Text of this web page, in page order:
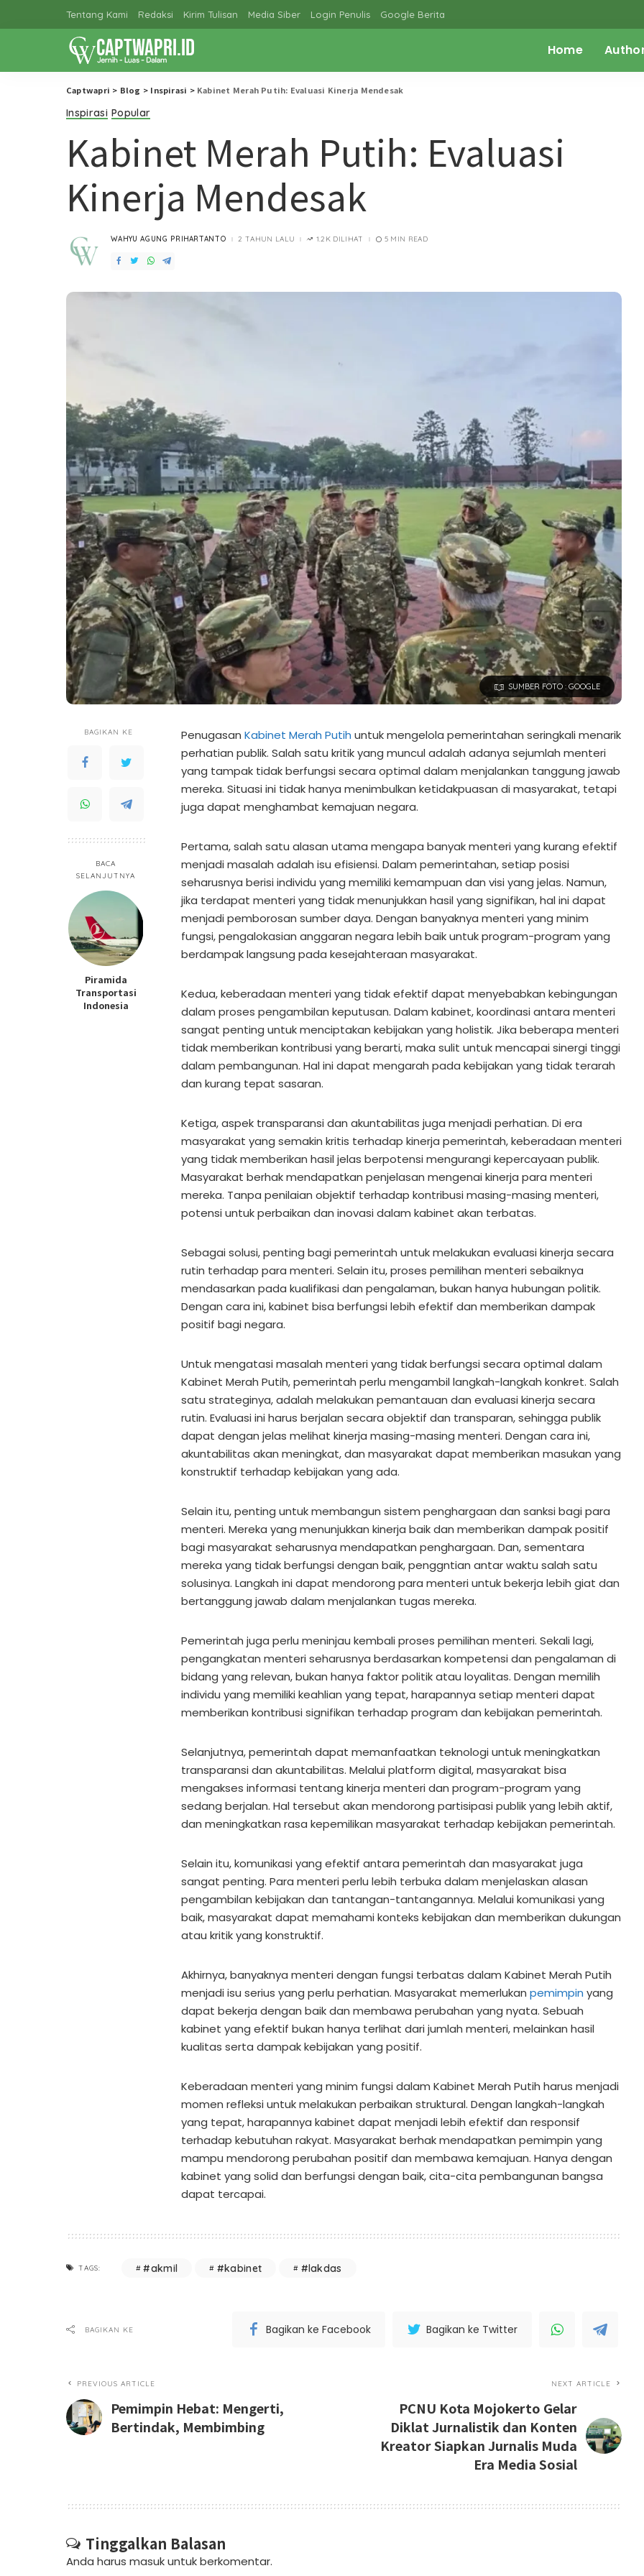
Tentang Kami Redaksi Kirim Tulisan Media Siber Login Penulis Google Berita
Home
Captwapri > Blog > Inspirasi > Kabinet Merah Putih: Evaluasi Kinerja Mendesak
Inspirasi Popular
Kabinet Merah Putih: Evaluasi
Kinerja Mendesak
POSTED
WAHYU AGUNG PRIHARTANTO 2 TAHUN LALU 1.2K DILIHAT 5 MIN READ
SUMBER FOTO : GOOGLE
BAGIKAN KE
BACA
SELANJUTNYA
Piramida
Transportasi
Indonesia
Penugasan Kabinet Merah Putih untuk mengelola pemerintahan seringkali menarik
perhatian publik. Salah satu kritik yang muncul adalah adanya sejumlah menteri
yang tampak tidak berfungsi secara optimal dalam menjalankan tanggung jawab
mereka. Situasi ini tidak hanya menimbulkan ketidakpuasan di masyarakat, tetapi
juga dapat menghambat kemajuan negara.
Pertama, salah satu alasan utama mengapa banyak menteri yang kurang efektif
menjadi masalah adalah isu efisiensi. Dalam pemerintahan, setiap posisi
seharusnya berisi individu yang memiliki kemampuan dan visi yang jelas. Namun,
jika terdapat menteri yang tidak menunjukkan hasil yang signifikan, hal ini dapat
menjadi pemborosan sumber daya. Dengan banyaknya menteri yang minim
fungsi, pengalokasian anggaran negara lebih baik untuk program-program yang
berdampak langsung pada kesejahteraan masyarakat.
Kedua, keberadaan menteri yang tidak efektif dapat menyebabkan kebingungan
dalam proses pengambilan keputusan. Dalam kabinet, koordinasi antara menteri
sangat penting untuk menciptakan kebijakan yang holistik. Jika beberapa menteri
tidak memberikan kontribusi yang berarti, maka sulit untuk mencapai sinergi tinggi
dalam pembangunan. Hal ini dapat mengarah pada kebijakan yang tidak terarah
dan kurang tepat sasaran.
Ketiga, aspek transparansi dan akuntabilitas juga menjadi perhatian. Di era
masyarakat yang semakin kritis terhadap kinerja pemerintah, keberadaan menteri
yang tidak memberikan hasil jelas berpotensi mengurangi kepercayaan publik.
Masyarakat berhak mendapatkan penjelasan mengenai kinerja para menteri
mereka. Tanpa penilaian objektif terhadap kontribusi masing-masing menteri,
potensi untuk perbaikan dan inovasi dalam kabinet akan terbatas.
Sebagai solusi, penting bagi pemerintah untuk melakukan evaluasi kinerja secara
rutin terhadap para menteri. Selain itu, proses pemilihan menteri sebaiknya
mendasarkan pada kualifikasi dan pengalaman, bukan hanya hubungan politik.
Dengan cara ini, kabinet bisa berfungsi lebih efektif dan memberikan dampak
positif bagi negara.
Untuk mengatasi masalah menteri yang tidak berfungsi secara optimal dalam
Kabinet Merah Putih, pemerintah perlu mengambil langkah-langkah konkret. Salah
satu strateginya, adalah melakukan pemantauan dan evaluasi kinerja secara
rutin. Evaluasi ini harus berjalan secara objektif dan transparan, sehingga publik
dapat dengan jelas melihat kinerja masing-masing menteri. Dengan cara ini,
akuntabilitas akan meningkat, dan masyarakat dapat memberikan masukan yang
konstruktif terhadap kebijakan yang ada.
Selain itu, penting untuk membangun sistem penghargaan dan sanksi bagi para
menteri. Mereka yang menunjukkan kinerja baik dan memberikan dampak positif
bagi masyarakat seharusnya mendapatkan penghargaan. Dan, sementara
mereka yang tidak berfungsi dengan baik, penggntian antar waktu salah satu
solusinya. Langkah ini dapat mendorong para menteri untuk bekerja lebih giat dan
bertanggung jawab dalam menjalankan tugas mereka.
Pemerintah juga perlu meninjau kembali proses pemilihan menteri. Sekali lagi,
pengangkatan menteri seharusnya berdasarkan kompetensi dan pengalaman di
bidang yang relevan, bukan hanya faktor politik atau loyalitas. Dengan memilih
individu yang memiliki keahlian yang tepat, harapannya setiap menteri dapat
memberikan kontribusi signifikan terhadap program dan kebijakan pemerintah.
Selanjutnya, pemerintah dapat memanfaatkan teknologi untuk meningkatkan
transparansi dan akuntabilitas. Melalui platform digital, masyarakat bisa
mengakses informasi tentang kinerja menteri dan program-program yang
sedang berjalan. Hal tersebut akan mendorong partisipasi publik yang lebih aktif,
dan meningkatkan rasa kepemilikan masyarakat terhadap kebijakan pemerintah.
Selain itu, komunikasi yang efektif antara pemerintah dan masyarakat juga
sangat penting. Para menteri perlu lebih terbuka dalam menjelaskan alasan
pengambilan kebijakan dan tantangan-tantangannya. Melalui komunikasi yang
baik, masyarakat dapat memahami konteks kebijakan dan memberikan dukungan
atau kritik yang konstruktif.
Akhirnya, banyaknya menteri dengan fungsi terbatas dalam Kabinet Merah Putih
menjadi isu serius yang perlu perhatian. Masyarakat memerlukan pemimpin yang
dapat bekerja dengan baik dan membawa perubahan yang nyata. Sebuah
kabinet yang efektif bukan hanya terlihat dari jumlah menteri, melainkan hasil
kualitas serta dampak kebijakan yang positif.
Keberadaan menteri yang minim fungsi dalam Kabinet Merah Putih harus menjadi
momen refleksi untuk melakukan perbaikan struktural. Dengan langkah-langkah
yang tepat, harapannya kabinet dapat menjadi lebih efektif dan responsif
terhadap kebutuhan rakyat. Masyarakat berhak mendapatkan pemimpin yang
mampu mendorong perubahan positif dan membawa kemajuan. Hanya dengan
kabinet yang solid dan berfungsi dengan baik, cita-cita pembangunan bangsa
dapat tercapai.
TAGS: #akmil #kabinet #lakdas
BAGIKAN KE Bagikan ke Facebook Bagikan ke Twitter
PREVIOUS ARTICLE
Pemimpin Hebat: Mengerti,
Bertindak, Membimbing
NEXT ARTICLE
PCNU Kota Mojokerto Gelar
Diklat Jurnalistik dan Konten
Kreator Siapkan Jurnalis Muda
Era Media Sosial
Tinggalkan Balasan
Anda harus masukuntuk berkomentar.